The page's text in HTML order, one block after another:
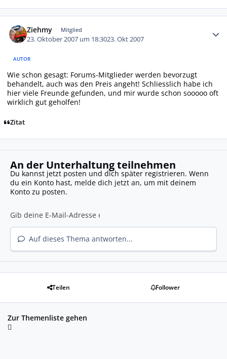
Ziehmy Mitglied
23. Oktober 2007 um 18:3023. Okt 2007
AUTOR
Wie schon gesagt: Forums-Mitglieder werden bevorzugt
behandelt, auch was den Preis angeht! Schliesslich habe ich
hier viele Freunde gefunden, und mir wurde schon sooooo oft
wirklich gut geholfen!
Zitat
An der Unterhaltung teilnehmen
Du kannst jetzt posten und dich später registrieren. Wenn
du ein Konto hast, melde dich jetzt an, um mit deinem
Konto zu posten.
Auf dieses Thema antworten...
Teilen Follower
Zur Themenliste gehen